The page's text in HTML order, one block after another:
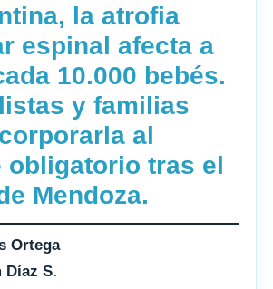
la atrofia
espinal afecta a
10.000 bebés.
y familias
al
obligatorio tras el
Mendoza.
Ortega
Díaz S.